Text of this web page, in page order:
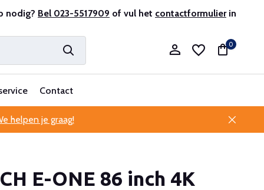
en ervaren
nodig? Bel 023-5517909 of vul het contactformulierin
Account aanmaken
0
Contact
helpen je graag!
E-ONE 86 inch 4K